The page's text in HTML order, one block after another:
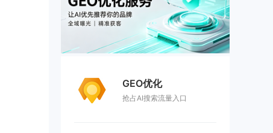
GEO优化
抢占AI搜索流量入口